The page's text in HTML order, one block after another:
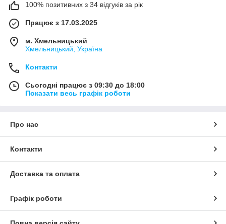
100% позитивних з 34 відгуків за рік
Працює з 17.03.2025
м. Хмельницький
Хмельницький, Україна
Контакти
Сьогодні працює з 09:30 до 18:00
Показати весь графік роботи
Про нас
Контакти
Доставка та оплата
Графік роботи